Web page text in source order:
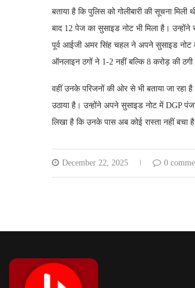
बताया है कि पुलिस को गोलीबारी की सूचना
बाद 12 पेज का सुसाइड नोट भी मिला है।
पूर्व आईजी अमर सिंह चहल ने अपने सुसाइड नोट
ऑनलाइन ठगों ने 1-2 नहीं बल्कि 8 करोड़ की
वहीं उनके परिजनों की ओर से भी बताया जा
उठाया है। उन्होंने अपने सुसाइड नोट में DGP
लिखा है कि उनके पास अब कोई रास्ता नहीं
December 22, 2025 0